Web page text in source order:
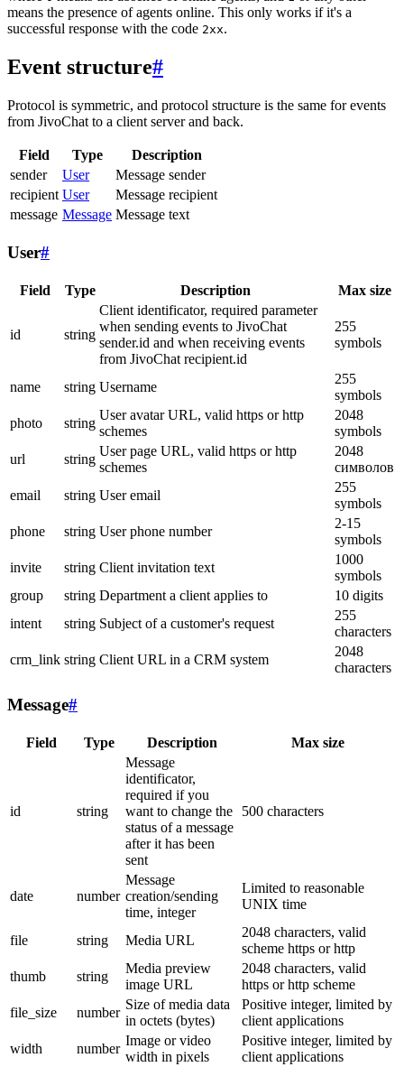
means the presence of agents online. This only works if it's a
successful response with the code 2xx.
Event structure#
Protocol is symmetric, and protocol structure is the same for events
from JivoChat to a client server and back.
Field Type
Description
sender
User
Message sender
recipient User
Message recipient
message Message Message text
User#
Field Type Description Max size
id string
Client identificator, required parameter
when sending events to JivoChat
sender.id and when receiving events
from JivoChat recipient.id
255
symbols
name string Username
255
symbols
photo
string
User avatar URL, valid https or http
schemes
2048
symbols
url
string
User page URL, valid https or http
schemes
2048
символов
email
string User email
255
symbols
phone
string User phone number
2-15
symbols
invite
string Client invitation text
1000
symbols
group
string Department a client applies to
10 digits
intent
string Subject of a customer's request
255
characters
crm_link string Client URL in a CRM system
2048
characters
Message#
Field Type Description Max size
id string
Message
identificator,
required if you
want to change the
status of a message
after it has been
sent
500 characters
date number
Message
creation/sending
time, integer
Limited to reasonable
UNIX time
file string Media URL
2048 characters, valid
scheme https or http
thumb
string
Media preview
image URL
2048 characters, valid
https or http scheme
file_size
number
Size of media data
in octets (bytes)
Positive integer, limited by
client applications
width
number
Image or video
width in pixels
Positive integer, limited by
client applications